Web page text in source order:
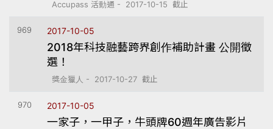
Accupass 活動通 - 2017-10-15 截止
969 2017-10-05
2018年科技融藝跨界創作補助計畫 公開徵
選！
獎金獵人 - 2017-10-27 截止
970 2017-10-05
一家子，一甲子，牛頭牌60週年廣告影片